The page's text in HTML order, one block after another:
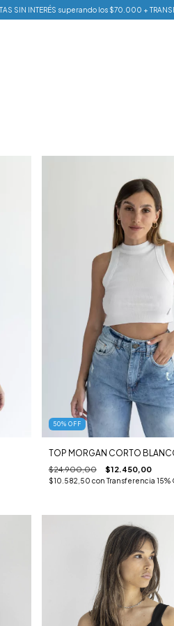
SIN INTERÉS superando los $70.000 +
50% OFF
TOP MORGAN CORTO
$24.900,00 $12.450,00
$10.582,50 con Transferencia 15%